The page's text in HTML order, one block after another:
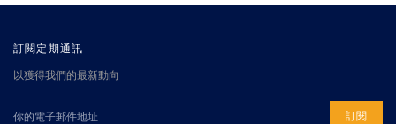
訂閱定期通訊
以獲得我們的最新動向
訂閱